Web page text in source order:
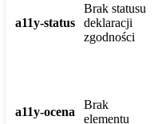
a11y-status
Brak statusu
deklaracji
zgodności
a11y-ocena
Brak
elementu